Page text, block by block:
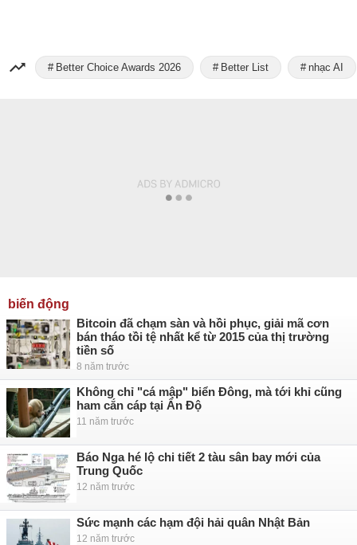
Better Choice Awards 2026 Better List nhạc AI
biến động
Bitcoin đã chạm sàn và hồi phục, giải mã cơn
bán tháo tồi tệ nhất kể từ 2015 của thị trường
tiền số
8 năm trước
Không chỉ "cá mập" biển Đông, mà tới khỉ cũng
ham cắn cáp tại Ấn Độ
11 năm trước
Báo Nga hé lộ chi tiết 2 tàu sân bay mới của
Trung Quốc
12 năm trước
Sức mạnh các hạm đội hải quân Nhật Bản
12 năm trước